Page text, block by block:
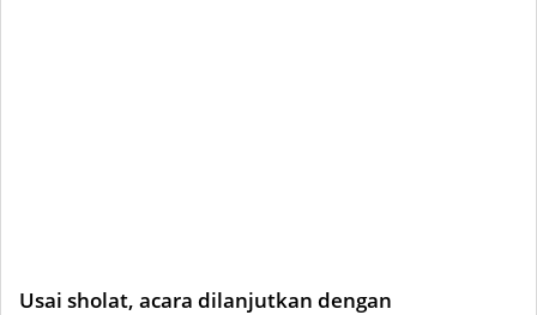
Usai sholat, acara dilanjutkan dengan